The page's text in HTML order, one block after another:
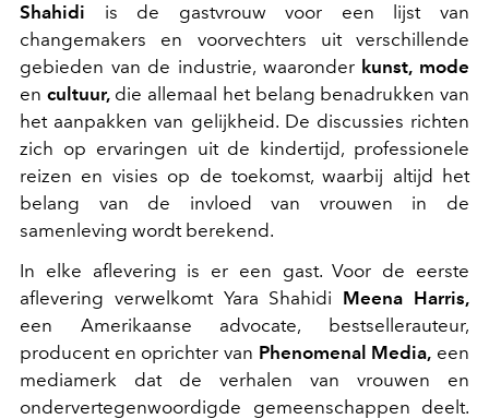
Shahidi is de gastvrouw voor een lijst van
changemakers en voorvechters uit verschillende
gebieden van de industrie, waaronder kunst, mode
en cultuur,die allemaal het belang benadrukken van
het aanpakken van gelijkheid. De discussies richten
zich op ervaringen uit de kindertijd, professionele
reizen en visies op de toekomst, waarbij altijd het
belang van de invloed van vrouwen in de
samenleving wordt berekend.
In elke aflevering is er een gast. Voor de eerste
aflevering verwelkomt Yara Shahidi Meena Harris,
een Amerikaanse advocate, bestsellerauteur,
producent en oprichter van Phenomenal Media, een
mediamerk dat de verhalen van vrouwen en
ondervertegenwoordigde gemeenschappen deelt.